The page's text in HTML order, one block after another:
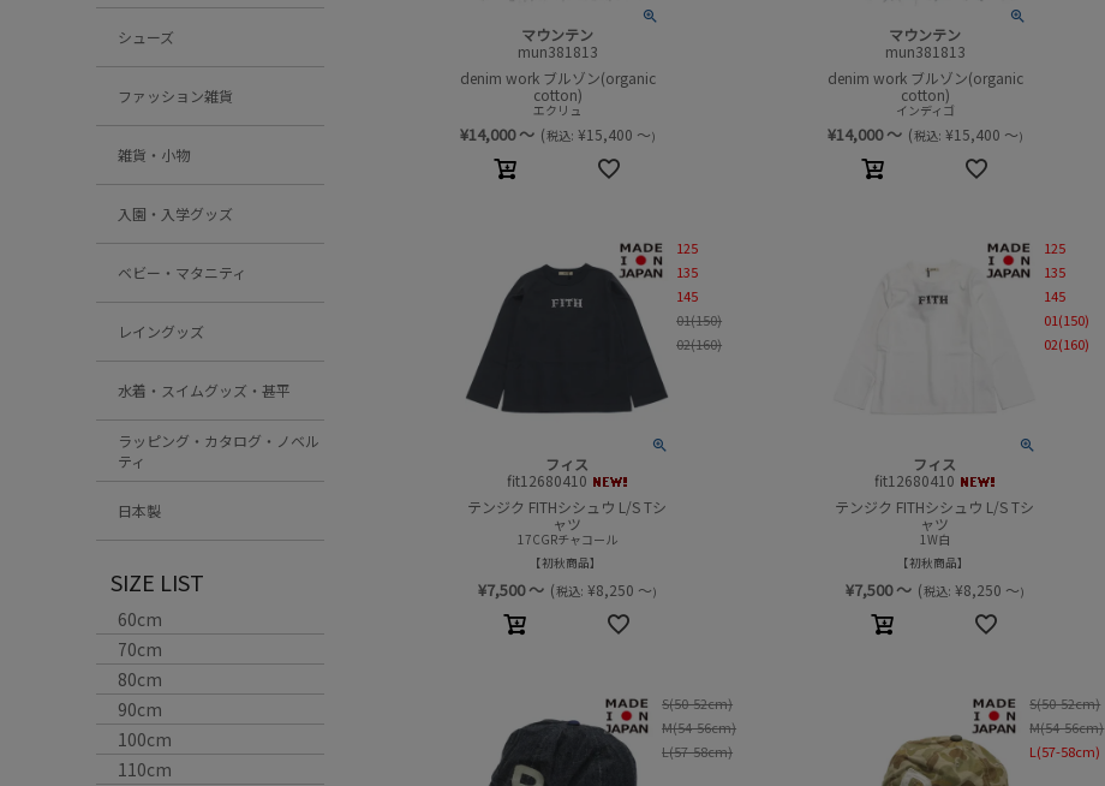
シューズ
ファッション雑貨
雑貨・小物
入園・入学グッズ
ベビー・マタニティ
レイングッズ
水着・スイムグッズ・甚平
ラッピング・カタログ・ノベル
ティ
日本製
SIZE LIST
60cm
70cm
80cm
90cm
100cm
110cm
マウンテン
mun381813
denim work ブルゾン(organic
cotton)
エクリュ
¥14,000～ (税込: ¥15,400 ～)
マウンテン
mun381813
denim work ブルゾン(organic
cotton)
インディゴ
¥14,000～ (税込: ¥15,400 ～)
フィス
fit12680410
テンジク FITHシシュウ L/S Tシ
ャツ
17CGRチャコール
初秋商品
¥7,500～ (税込: ¥8,250 ～)
125
135
145
01(150)
02(160)
フィス
fit12680410
テンジク FITHシシュウ L/S Tシ
ャツ
1W白
初秋商品
¥7,500～ (税込: ¥8,250 ～)
125
135
145
01(150)
02(160)
S(50-52cm)
M(54-56cm)
L(57-58cm)
S(50-52cm)
M(54-56cm)
L(57-58cm)